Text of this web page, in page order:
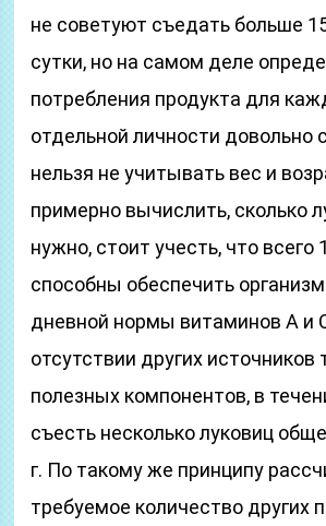
не советуют съедать больше
сутки, но на самом деле
потребления продукта для
отдельной личности довольно
нельзя не учитывать вес и
примерно вычислить, сколько
нужно, стоит учесть, что всего
способны обеспечить
дневной нормы витаминов А и
отсутствии других источников
полезных компонентов, в
съесть несколько луковиц
г. По такому же принципу
требуемое количество других